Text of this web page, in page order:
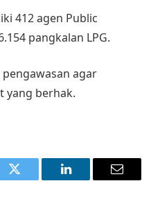
412 agen Public
pangkalan LPG.
agar
yang berhak.
Twitter LinkedIn Email